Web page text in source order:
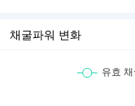
채굴파워 변화